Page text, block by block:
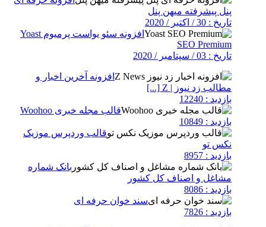
پنل پیشرفته میهن پنل
تاریخ : 30 / اکتبر / 2020
افزونه سئو یواست پرمیوم Yoast
SEO Premium
تاریخ : 03 / سپتامبر / 2020
افزونه آخرین اخبار و
مطالب زد نیوز | Z [...]
بازدید : 12240
قالب مجله خبری Woohoo
بازدید : 10849
قالب وردپرس موزیک
نکس تو
بازدید : 8957
بانک شماره
مشاغل و اصناف کل کشور
بازدید : 8086
سند خوان حرفه ای
بازدید : 7826